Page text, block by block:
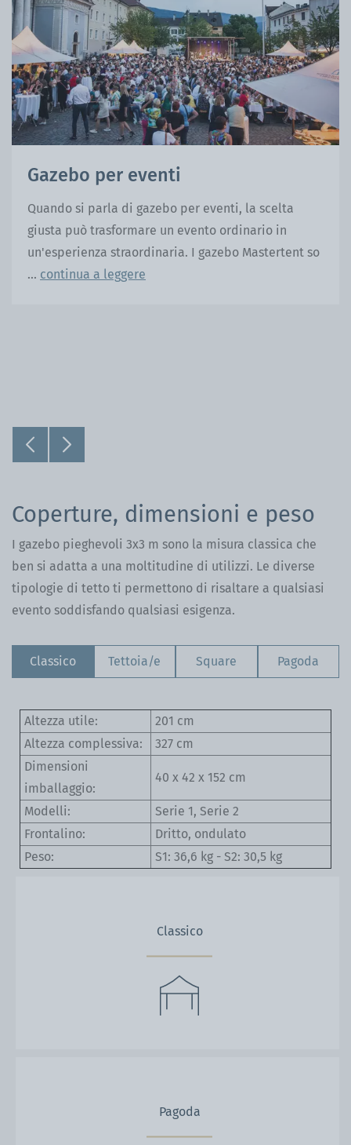
Gazebo per eventi
Quando si parla di gazebo per eventi, la scelta
giusta può trasformare un evento ordinario in
un'esperienza straordinaria. I gazebo Mastertent so
... continua a leggere
Coperture, dimensioni e peso
I gazebo pieghevoli 3x3 m sono la misura classica che
ben si adatta a una moltitudine di utilizzi. Le diverse
tipologie di tetto ti permettono di risaltare a qualsiasi
evento soddisfando qualsiasi esigenza.
Classico Tettoia/e Square Pagoda
Altezza utile:
201 cm
Altezza complessiva:
327 cm
Dimensioni
imballaggio:
40 x 42 x 152 cm
Modelli:
Serie 1, Serie 2
Frontalino:
Dritto, ondulato
Peso:
S1: 36,6 kg - S2: 30,5 kg
Classico
Pagoda